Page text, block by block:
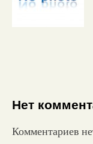
Нет
Комментариев